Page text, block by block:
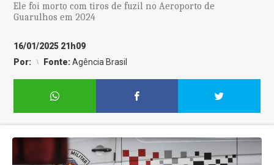
Ele foi morto com tiros de fuzil no Aeroporto de
Guarulhos em 2024
16/01/2025 21h09
Por:
Fonte:Agência Brasil